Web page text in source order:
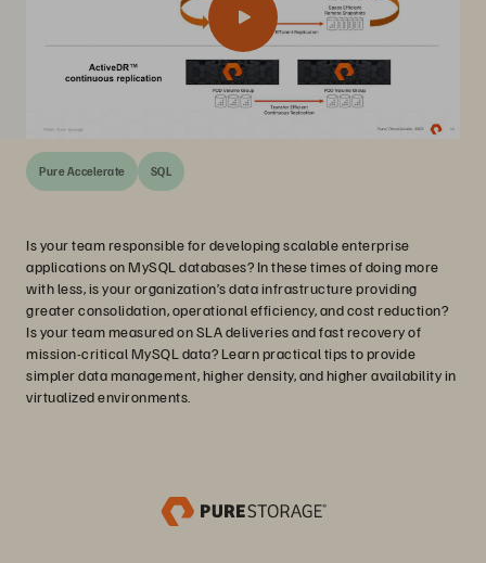
Pure Accelerate SQL
Is your team responsible for developing scalable enterprise
applications on MySQL databases? In these times of doing more
with less, is your organization’s data infrastructure providing
greater consolidation, operational efficiency, and cost reduction?
Is your team measured on SLA deliveries and fast recovery of
mission-critical MySQL data? Learn practical tips to provide
simpler data management, higher density, and higher availability in
virtualized environments.